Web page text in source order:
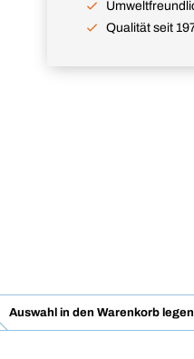
Qualität seit
Auswahl in den Warenkorb legen